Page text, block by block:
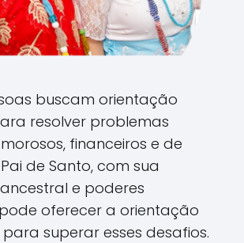
buscam orientação
resolver problemas
financeiros e de
de Santo, com sua
e poderes
oferecer a orientação
superar esses desafios.